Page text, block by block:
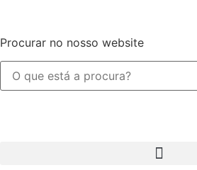
Procurar no nosso website